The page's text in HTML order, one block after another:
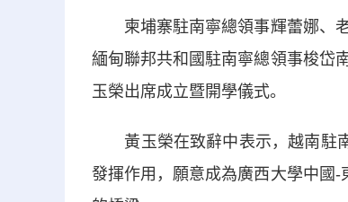
柬埔寨駐南寧總領事輝蕾娜、老
緬甸聯邦共和國駐南寧總領事梭岱
玉榮出席成立暨開學儀式。
黃玉榮在致辭中表示，越南駐南
發揮作用，願意成為廣西大學中國